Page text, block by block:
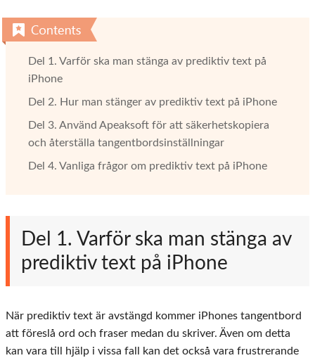
Del 1. Varför ska man stänga av prediktiv text på
iPhone
Del 2. Hur man stänger av prediktiv text på iPhone
Del 3. Använd Apeaksoft för att säkerhetskopiera
och återställa tangentbordsinställningar
Del 4. Vanliga frågor om prediktiv text på iPhone
Del 1. Varför ska man stänga av
prediktiv text på iPhone
När prediktiv text är avstängd kommer iPhones tangentbord
att föreslå ord och fraser medan du skriver. Även om detta
kan vara till hjälp i vissa fall kan det också vara frustrerande